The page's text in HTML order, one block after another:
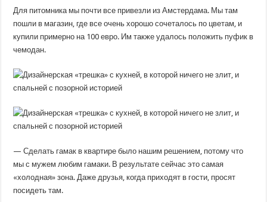
Для питомника мы почти все привезли из Амстердама. Мы там
пошли в магазин, где все очень хорошо сочеталось по цветам, и
купили примерно на 100 евро. Им также удалось положить пуфик в
чемодан.
— Сделать гамак в квартире было нашим решением, потому что
мы с мужем любим гамаки. В результате сейчас это самая
«холодная» зона. Даже друзья, когда приходят в гости, просят
посидеть там.